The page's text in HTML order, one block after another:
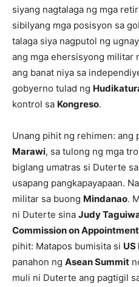
siyang nagtalaga ng mga
sibilyang mga posisyon sa
talaga siya nagputol ng
ang mga ehersisyong militar
ang banat niya sa
gobyerno tulad ng
kontrol sa Kongreso.
Unang pihit ng rehimen: ang
Marawi, sa tulong ng mga
biglang umatras si Duterte
usapang pangkapayapaan.
militar sa buong Mindanao.
ni Duterte sina Judy
Commission on
pihit: Matapos bumisita si US
panahon ng Asean Summit
muli ni Duterte ang pagtigil